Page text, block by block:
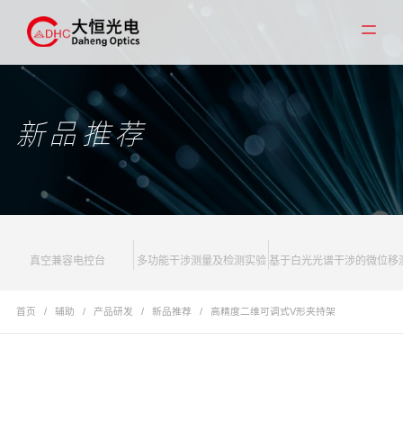
新品推荐
真空兼容电控台 多功能干涉测量及检测实验 基于白光光谱干涉的微位移
首页 / 辅助 / 产品研发 / 新品推荐 / 高精度二维可调式V形夹持架